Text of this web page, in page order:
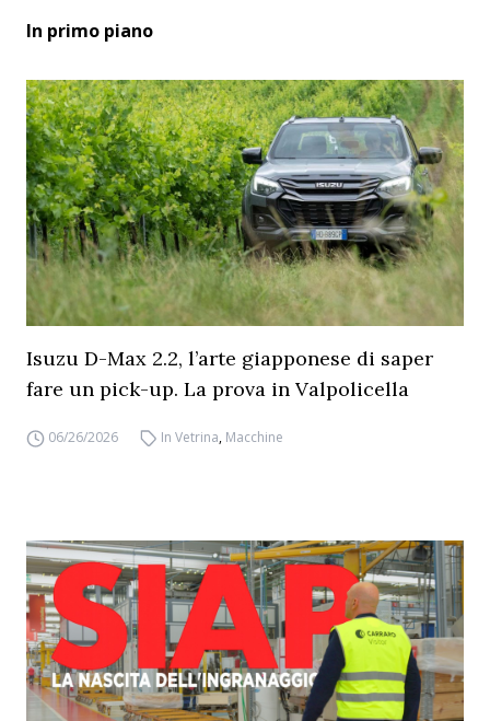
In primo piano
Isuzu D-Max 2.2, l’arte giapponese di saper
fare un pick-up. La prova in Valpolicella
06/26/2026 In Vetrina, Macchine